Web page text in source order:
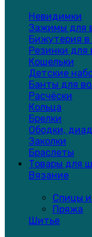
Невидимки
Зажимы для
Бижутерия
Резинки для
Кошельки
Детские
Банты для
Расчёски
Кольца
Брелки
Ободки,
Заколки
Браслеты
Товары для
Вязание
Спицы
Пряжа
Шитье